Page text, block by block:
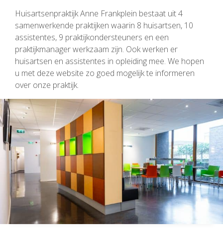
Huisartsenpraktijk Anne Frankplein bestaat uit 4
samenwerkende praktijken waarin 8 huisartsen, 10
assistentes, 9 praktijkondersteuners en een
praktijkmanager werkzaam zijn. Ook werken er
huisartsen en assistentes in opleiding mee. We hopen
u met deze website zo goed mogelijk te informeren
over onze praktijk.